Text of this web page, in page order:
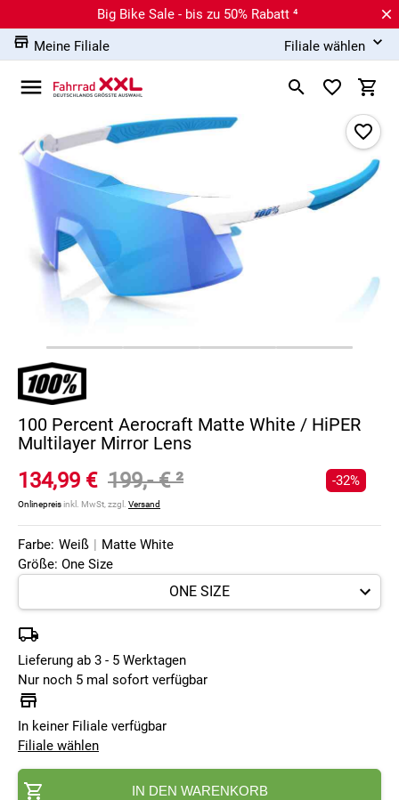
Big Bike Sale - bis zu 50% Rabatt ⁴
Meine Filiale
Filiale wählen
100 Percent Aerocraft Matte White / HiPER
Multilayer Mirror Lens
134,99 € 199,- €²
Onlinepreisinkl. MwSt, zzgl. Versand
-32%
Farbe: Weiß | Matte White
Größe: One Size
Lieferung ab 3 - 5 Werktagen
Nur noch 5 mal sofort verfügbar
In keiner Filiale verfügbar
Filiale wählen
IN DEN WARENKORB